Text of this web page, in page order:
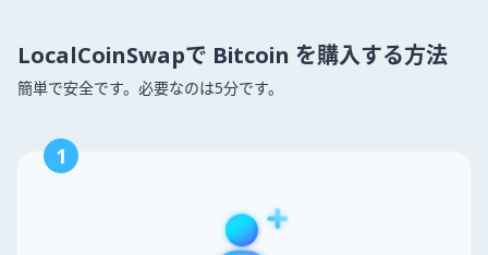
LocalCoinSwapで Bitcoin を購入する方法
簡単で安全です。必要なのは5分です。
1